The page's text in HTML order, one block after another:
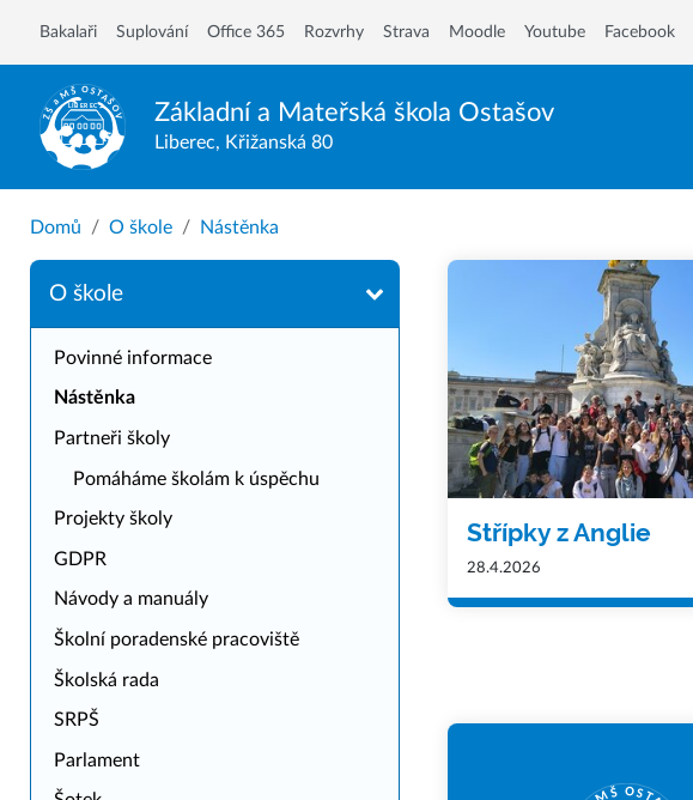
Základní a Mateřská škola Ostašov
Liberec, Křižanská 80
Bakalaři Suplování Office 365 Rozvrhy Strava Moodle Youtube Facebook
Domů O škole Nástěnka
O škole
Povinné informace
Nástěnka
Partneři školy
Pomáháme školám k úspěchu
Projekty školy
GDPR
Návody a manuály
Školní poradenské pracoviště
Školská rada
SRPŠ
Parlament
Střípky z Anglie
28.4.2026